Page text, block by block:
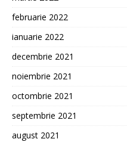
februarie 2022
ianuarie 2022
decembrie 2021
noiembrie 2021
octombrie 2021
septembrie 2021
august 2021